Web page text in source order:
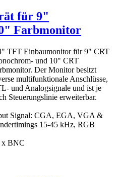
für 9"
Farbmonitor
TFT Einbaumonitor für 9" CRT
und 10" CRT
Der Monitor besitzt
multifunktionale Anschlüsse,
und Analogsignale und ist je
Steuerungslinie erweiterbar.
Signal: CGA, EGA, VGA &
15-45 kHz, RGB
x BNC